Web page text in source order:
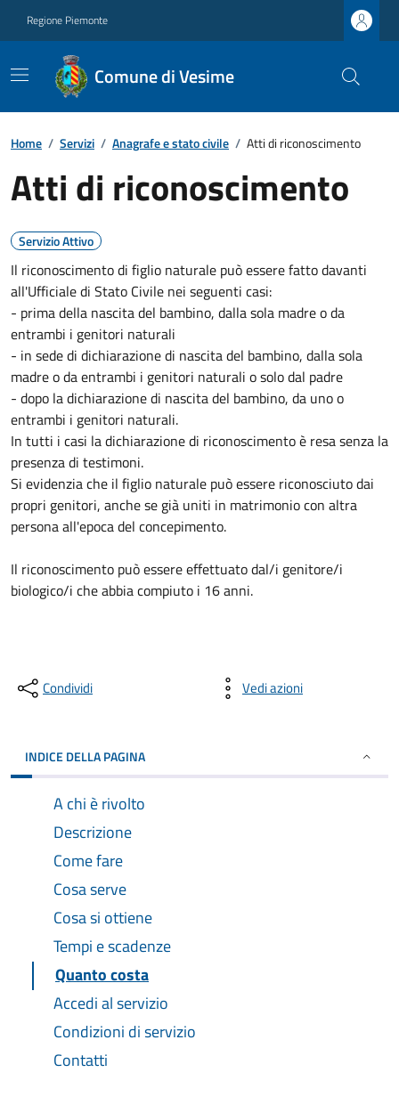
Regione Piemonte
Comune di Vesime
Home / Servizi / Anagrafe e stato civile / Atti di riconoscimento
Atti di riconoscimento
Servizio Attivo
Il riconoscimento di figlio naturale può essere fatto davanti
all'Ufficiale di Stato Civile nei seguenti casi:
- prima della nascita del bambino, dalla sola madre o da
entrambi i genitori naturali
- in sede di dichiarazione di nascita del bambino, dalla sola
madre o da entrambi i genitori naturali o solo dal padre
- dopo la dichiarazione di nascita del bambino, da uno o
entrambi i genitori naturali.
In tutti i casi la dichiarazione di riconoscimento è resa senza la
presenza di testimoni.
Si evidenzia che il figlio naturale può essere riconosciuto dai
propri genitori, anche se già uniti in matrimonio con altra
persona all'epoca del concepimento.
Il riconoscimento può essere effettuato dal/i genitore/i
biologico/i che abbia compiuto i 16 anni.
Condividi Vedi azioni
INDICE DELLA PAGINA
A chi è rivolto
Descrizione
Come fare
Cosa serve
Cosa si ottiene
Tempi e scadenze
Quanto costa
Accedi al servizio
Condizioni di servizio
Contatti